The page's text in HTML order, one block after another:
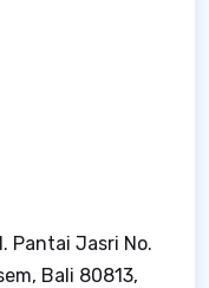
Pantai Jasri No.
Bali 80813,